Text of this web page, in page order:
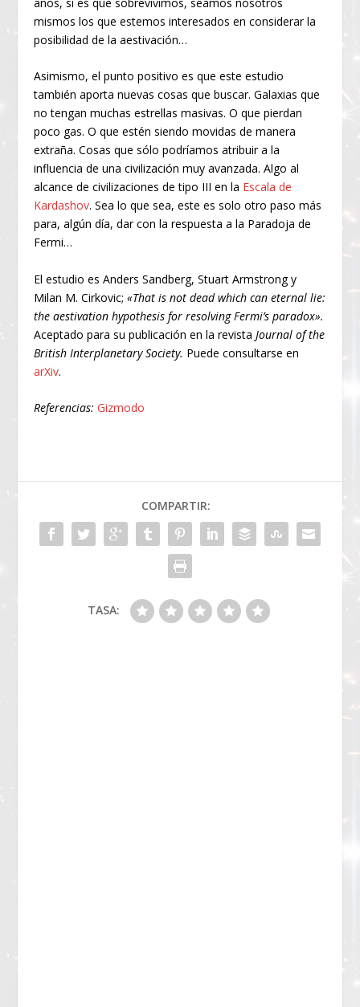
mismos los que estemos interesados en considerar la
posibilidad de la aestivación…
Asimismo, el punto positivo es que este estudio
también aporta nuevas cosas que buscar. Galaxias que
no tengan muchas estrellas masivas. O que pierdan
poco gas. O que estén siendo movidas de manera
extraña. Cosas que sólo podríamos atribuir a la
influencia de una civilización muy avanzada. Algo al
alcance de civilizaciones de tipo III en la Escala de
Kardashov. Sea lo que sea, este es solo otro paso más
para, algún día, dar con la respuesta a la Paradoja de
Fermi…
El estudio es Anders Sandberg, Stuart Armstrong y
Milan M. Cirkovic; «That is not dead which can eternal lie:
the aestivation hypothesis for resolving Fermi’s paradox».
Aceptado para su publicación en la revistaJournal of the
British Interplanetary Society. Puede consultarse en
arXiv.
Referencias: Gizmodo
COMPARTIR:
TASA: